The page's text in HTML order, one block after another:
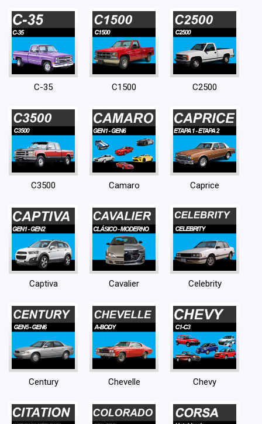
C-35 C1500 C2500
C3500 Camaro Caprice
Captiva Cavalier Celebrity
Century Chevelle Chevy